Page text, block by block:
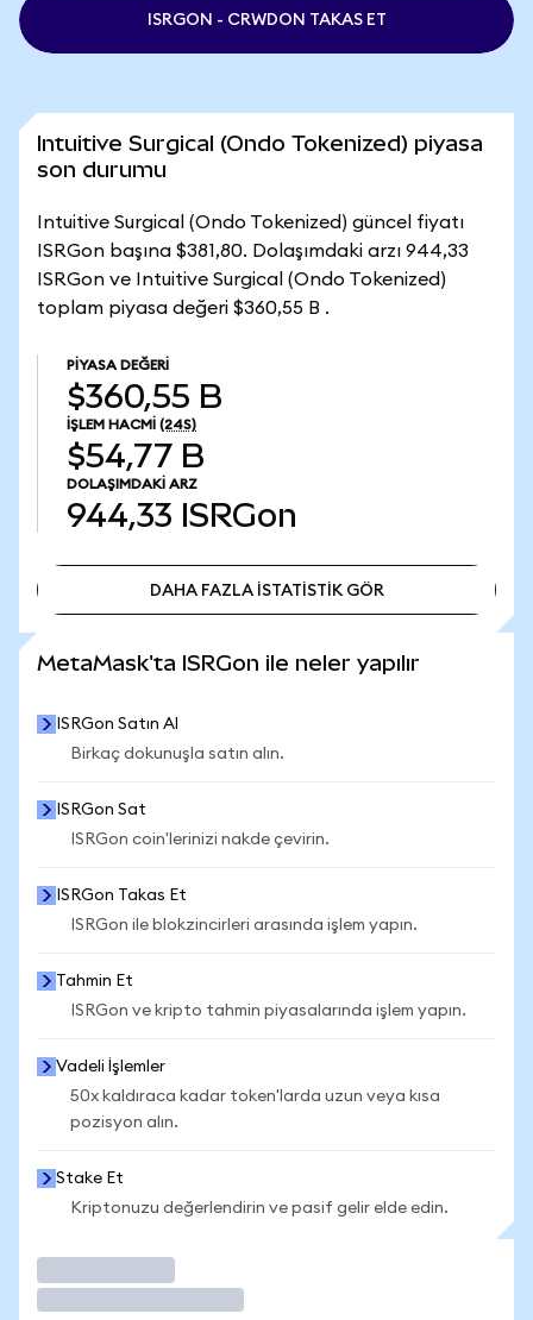
ISRGON - CRWDON TAKAS ET
Intuitive Surgical (Ondo Tokenized) piyasa
son durumu
Intuitive Surgical (Ondo Tokenized) güncel fiyatı
ISRGon başına $381,80. Dolaşımdaki arzı 944,33
ISRGon ve Intuitive Surgical (Ondo Tokenized)
toplam piyasa değeri $360,55 B .
PIYASA DEĞERI
$360,55 B
İŞLEM HACMI (24S)
$54,77 B
DOLAŞIMDAKI ARZ
944,33 ISRGon
DAHA FAZLA İSTATİSTİK GÖR
MetaMask'ta ISRGon ile neler yapılır
ISRGon Satın Al
Birkaç dokunuşla satın alın.
ISRGon Sat
ISRGon coin'lerinizi nakde çevirin.
ISRGon Takas Et
ISRGon ile blokzincirleri arasında işlem yapın.
Tahmin Et
ISRGon ve kripto tahmin piyasalarında işlem yapın.
Vadeli İşlemler
50x kaldıraca kadar token'larda uzun veya kısa
pozisyon alın.
Stake Et
Kriptonuzu değerlendirin ve pasif gelir elde edin.